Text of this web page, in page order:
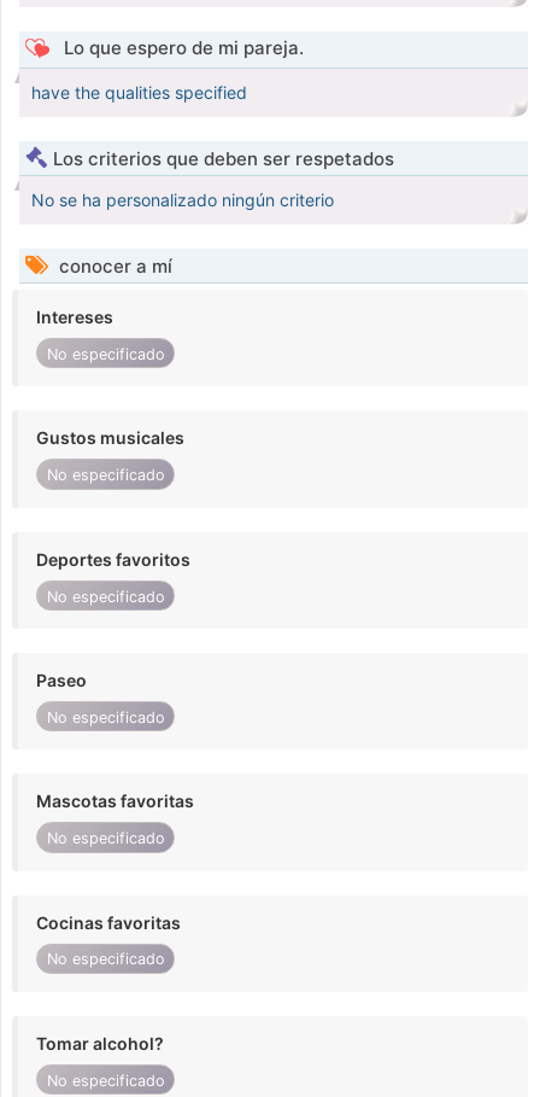
Lo que espero de mi pareja.
have the qualities specified
Los criterios que deben ser respetados
No se ha personalizado ningún criterio
conocer a mí
Intereses
No especificado
Gustos musicales
No especificado
Deportes favoritos
No especificado
Paseo
No especificado
Mascotas favoritas
No especificado
Cocinas favoritas
No especificado
Tomar alcohol?
No especificado